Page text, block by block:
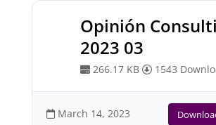
Opinión
2023 03
266.17 KB 1543
March 14, 2023